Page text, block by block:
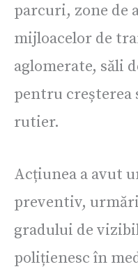
parcuri, zone de
mijloacelor de
aglomerate, săli
pentru
rutier.
Acțiunea a avut
preventiv,
gradului de
polițienesc în